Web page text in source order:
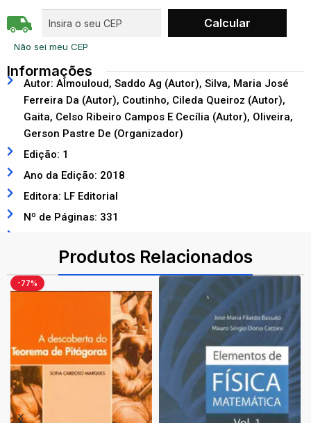
Não sei meu CEP
Informações
Autor: Almouloud, Saddo Ag (Autor), Silva, Maria José
Ferreira Da (Autor), Coutinho, Cileda Queiroz (Autor),
Gaita, Celso Ribeiro Campos E Cecília (Autor), Oliveira,
Gerson Pastre De (Organizador)
Edição: 1
Ano da Edição: 2018
Editora: LF Editorial
Nº de Páginas: 331
Produtos Relacionados
-77%